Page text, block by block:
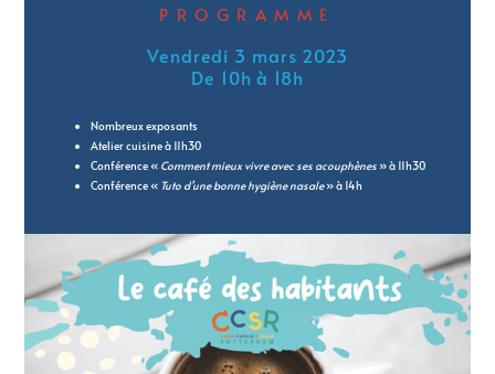
PROGRAMME
Vendredi 3 mars 2023
De 10h à 18h
Nombreux exposants
Atelier cuisine à 11h30
Conférence « Comment mieux vivre avec ses acouphènes » à 11h30
Conférence « Tuto d’une bonne hygiène nasale» à 14h